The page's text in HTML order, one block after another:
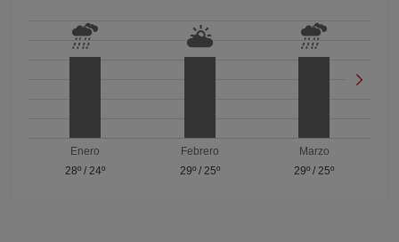
Enero
28º/ 24º
Febrero
29º/ 25º
Marzo
29º / 25º